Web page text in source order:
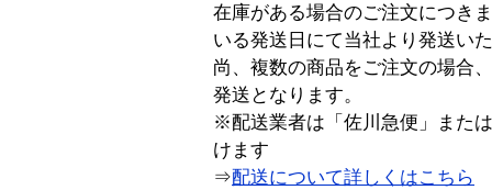
在庫がある場合のご注文につき
いる発送日にて当社より発送い
尚、複数の商品をご注文の場合
発送となります。
※配送業者は「佐川急便」また
けます
⇒配送について詳しくはこちら